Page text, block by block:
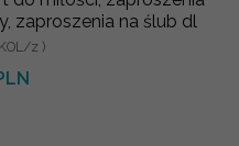
zaproszenia na ślub dl
z )